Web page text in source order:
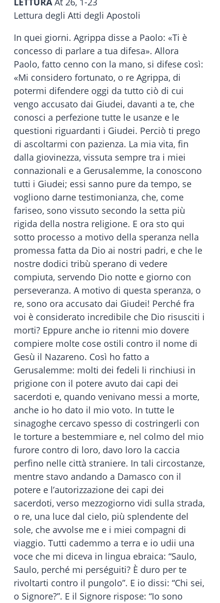
Lettura degli Atti degli Apostoli
In quei giorni. Agrippa disse a Paolo: «Ti è
concesso di parlare a tua difesa». Allora
Paolo, fatto cenno con la mano, si difese così:
«Mi considero fortunato, o re Agrippa, di
potermi difendere oggi da tutto ciò di cui
vengo accusato dai Giudei, davanti a te, che
conosci a perfezione tutte le usanze e le
questioni riguardanti i Giudei. Perciò ti prego
di ascoltarmi con pazienza. La mia vita, fin
dalla giovinezza, vissuta sempre tra i miei
connazionali e a Gerusalemme, la conoscono
tutti i Giudei; essi sanno pure da tempo, se
vogliono darne testimonianza, che, come
fariseo, sono vissuto secondo la setta più
rigida della nostra religione. E ora sto qui
sotto processo a motivo della speranza nella
promessa fatta da Dio ai nostri padri, e che le
nostre dodici tribù sperano di vedere
compiuta, servendo Dio notte e giorno con
perseveranza. A motivo di questa speranza, o
re, sono ora accusato dai Giudei! Perché fra
voi è considerato incredibile che Dio risusciti i
morti? Eppure anche io ritenni mio dovere
compiere molte cose ostili contro il nome di
Gesù il Nazareno. Così ho fatto a
Gerusalemme: molti dei fedeli li rinchiusi in
prigione con il potere avuto dai capi dei
sacerdoti e, quando venivano messi a morte,
anche io ho dato il mio voto. In tutte le
sinagoghe cercavo spesso di costringerli con
le torture a bestemmiare e, nel colmo del mio
furore contro di loro, davo loro la caccia
perfino nelle città straniere. In tali circostanze,
mentre stavo andando a Damasco con il
potere e l’autorizzazione dei capi dei
sacerdoti, verso mezzogiorno vidi sulla strada,
o re, una luce dal cielo, più splendente del
sole, che avvolse me e i miei compagni di
viaggio. Tutti cademmo a terra e io udii una
voce che mi diceva in lingua ebraica: “Saulo,
Saulo, perché mi perséguiti? È duro per te
rivoltarti contro il pungolo”. E io dissi: “Chi sei,
o Signore?”. E il Signore rispose: “Io sono